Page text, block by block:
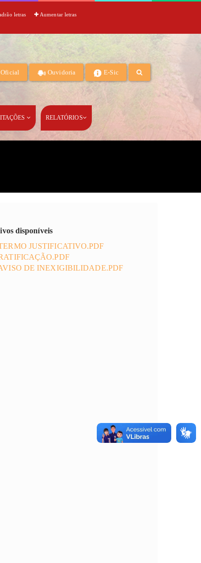
letras Aumentar letras
Ouvidoria E-Sic
RELATÓRIOS
disponíveis
JUSTIFICATIVO.PDF
DE INEXIGIBILIDADE.PDF